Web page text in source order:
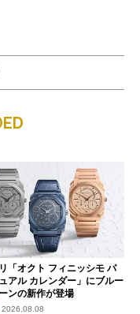
「オクト フィニッシモ パ
アル カレンダー」にブルー
ンの新作が登場
2026.08.08